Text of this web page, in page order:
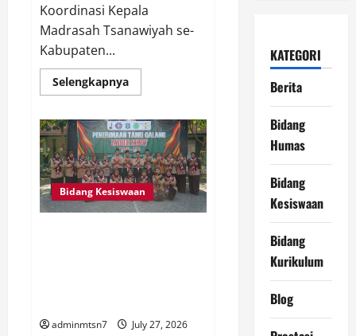
Koordinasi Kepala
Madrasah Tsanawiyah se-
Kabupaten...
SelengkapnyaRead
more
MTs
Kabupaten
Nganjuk
Matangkan
Persiapan
PORSENI
Kabupaten
Nganjuk
2026
Bidang Kesiswaan
adminmtsn7
July 27, 2026
KATEGORI
Berita
Bidang
Humas
Bidang
Kesiswaan
Bidang
Kurikulum
Blog